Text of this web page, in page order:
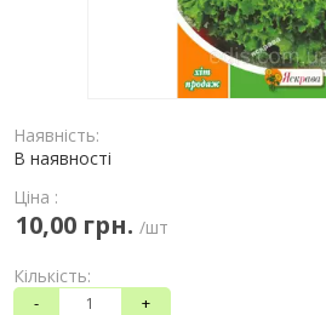
Наявність:
В наявності
Ціна :
10,00 грн. /шт
Кількість:
- +